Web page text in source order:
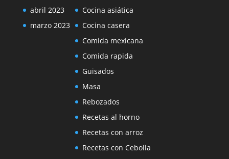
abril 2023
marzo 2023
Cocina asiática
Cocina casera
Comida mexicana
Comida rapida
Guisados
Masa
Rebozados
Recetas al horno
Recetas con arroz
Recetas con Cebolla